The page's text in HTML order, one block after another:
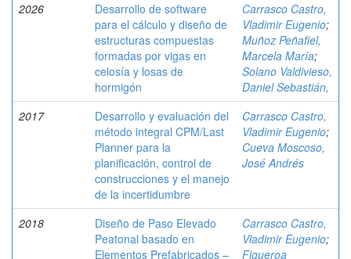
2026
Desarrollo de software
para el cálculo y diseño de
estructuras compuestas
formadas por vigas en
celosía y losas de
hormigón
Carrasco Castro,
Vladimir Eugenio;
Muñoz Peñafiel,
Marcela María;
Solano Valdivieso,
Daniel Sebastián,
2017
Desarrollo y evaluación del
método integral CPM/Last
Planner para la
planificación, control de
construcciones y el manejo
de la incertidumbre
Carrasco Castro,
Vladimir Eugenio;
Cueva Moscoso,
José Andrés
2018
Diseño de Paso Elevado
Peatonal basado en
Elementos Prefabricados –
Carrasco Castro,
Vladimir Eugenio;
Figueroa